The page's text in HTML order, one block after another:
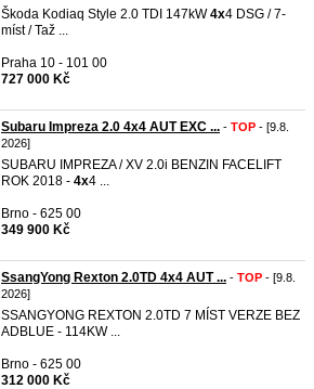
Škoda Kodiaq Style 2.0 TDI 147kW4x4 DSG / 7-
míst / Taž ...
Praha 10 - 101 00
727 000 Kč
Subaru Impreza 2.0 4x4 AUT EXC ... - TOP - [9.8.
2026]
SUBARU IMPREZA / XV 2.0i BENZIN FACELIFT
ROK 2018 - 4x4 ...
Brno - 625 00
349 900 Kč
SsangYong Rexton 2.0TD 4x4 AUT ... - TOP - [9.8.
2026]
SSANGYONG REXTON 2.0TD 7 MÍST VERZE BEZ
ADBLUE - 114KW ...
Brno - 625 00
312 000 Kč